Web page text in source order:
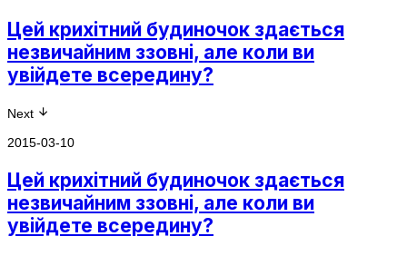
Цей крихітний будиночок здається
незвичайним ззовні, але коли ви
увійдете всередину?
Next
2015-03-10
Цей крихітний будиночок здається
незвичайним ззовні, але коли ви
увійдете всередину?